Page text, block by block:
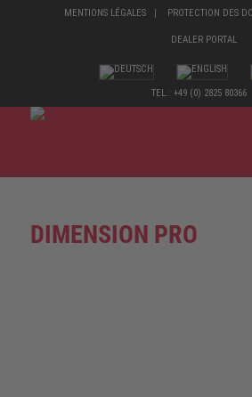
MENTIONS LÉGALES PROTECTION DES
DEALER PORTAL
TEL.: +49 (0) 2825 80366
DIMENSION PRO